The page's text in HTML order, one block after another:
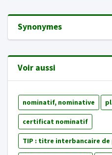
Synonymes
Voir aussi
nominatif, nominative
certificat nominatif
TIP : titre interbancaire de